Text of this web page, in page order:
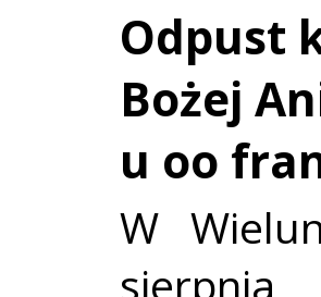
Odpust
Bożej
u oo
W